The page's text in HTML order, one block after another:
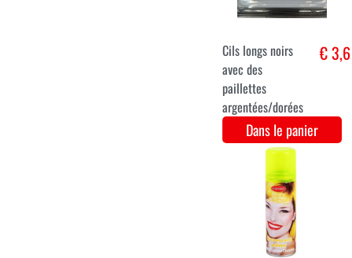
Dans le panier
Laque pour
cheveux /
Spray colorant
pour cheveux -